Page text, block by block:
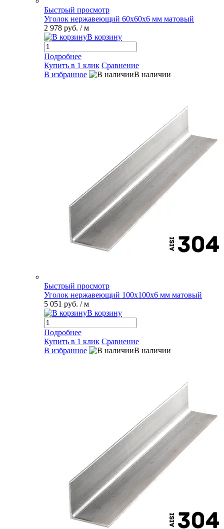
Быстрый просмотр
Уголок нержавеющий 60х60х6 мм матовый
2 978 руб. / м
В корзину
Подробнее
Купить в 1 клик Сравнение
В избранное
В наличии
Быстрый просмотр
Уголок нержавеющий 100х100х6 мм матовый
5 051 руб. / м
В корзину
Подробнее
Купить в 1 клик Сравнение
В избранное
В наличии